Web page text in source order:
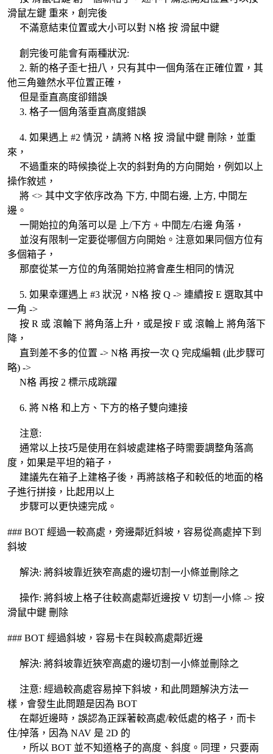
滑鼠左鍵 重來，創完後
不滿意結束位置或大小可以對 N格 按 滑鼠中鍵
創完後可能會有兩種狀況:
2. 新的格子歪七扭八，只有其中一個角落在正確位置，其
他三角雖然水平位置正確，
但是垂直高度卻錯誤
3. 格子一個角落垂直高度錯誤
4. 如果遇上 #2 情況，請將 N格 按 滑鼠中鍵 刪除，並重
來，
不過重來的時候換從上次的斜對角的方向開始，例如以上
操作敘述，
將 <> 其中文字依序改為 下方, 中間右邊, 上方, 中間左
邊。
一開始拉的角落可以是 上/下方 + 中間左/右邊 角落，
並沒有限制一定要從哪個方向開始。注意如果同個方位有
多個箱子，
那麼從某一方位的角落開始拉將會產生相同的情況
5. 如果幸運遇上 #3 狀況，N格 按 Q -> 連續按 E 選取其中
一角 ->
按 R 或 滾輪下 將角落上升，或是按 F 或 滾輪上 將角落下
降，
直到差不多的位置 -> N格 再按一次 Q 完成編輯 (此步驟可
略) ->
N格 再按 2 標示成跳躍
6. 將 N格 和上方、下方的格子雙向連接
注意:
通常以上技巧是使用在斜坡處建格子時需要調整角落高
度，如果是平坦的箱子，
建議先在箱子上建格子後，再將該格子和較低的地面的格
子進行拼接，比起用以上
步驟可以更快速完成。
### BOT 經過一較高處，旁邊鄰近斜坡，容易從高處掉下到
斜坡
解決: 將斜坡靠近狹窄高處的邊切割一小條並刪除之
操作: 將斜坡上格子往較高處鄰近邊按 V 切割一小條 -> 按
滑鼠中鍵 刪除
### BOT 經過斜坡，容易卡在與較高處鄰近邊
解決: 將斜坡靠近狹窄高處的邊切割一小條並刪除之
注意: 經過較高處容易掉下斜坡，和此問題解決方法一
樣，會發生此問題是因為 BOT
在鄰近邊時，誤認為正踩著較高處/較低處的格子，而卡
住/掉落，因為 NAV 是 2D 的
，所以 BOT 並不知道格子的高度、斜度。同理，只要兩